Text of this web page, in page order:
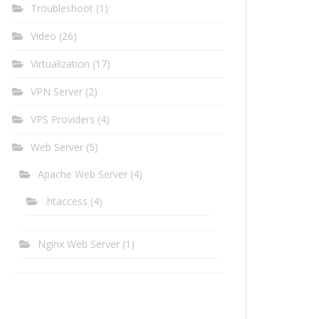
Troubleshoot (1)
Video (26)
Virtualization (17)
VPN Server (2)
VPS Providers (4)
Web Server (5)
Apache Web Server (4)
.htaccess (4)
Nginx Web Server (1)